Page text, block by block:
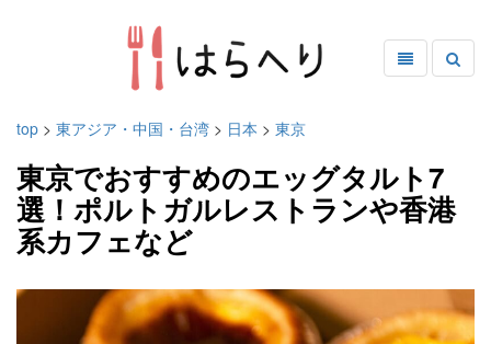
top > 東アジア・中国・台湾 > 日本 > 東京
東京でおすすめのエッグタルト7
選！ポルトガルレストランや香港
系カフェなど